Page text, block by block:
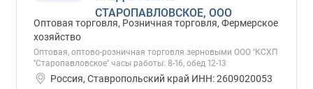
СТАРОПАВЛОВСКОЕ, ООО
Оптовая торговля, Розничная торговля, Фермерское
хозяйство
Оптовая, оптово-розничная торговля зерновыми ООО ''КСХП
''Старопавловское'' часы работы: 8-16, обед 12-13
Россия, Ставропольский край ИНН: 2609020053